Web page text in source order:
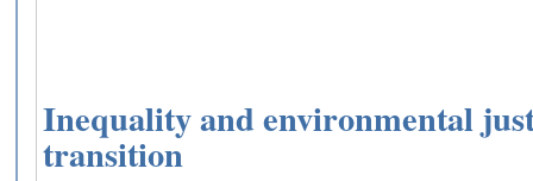
Inequality and environmental
transition